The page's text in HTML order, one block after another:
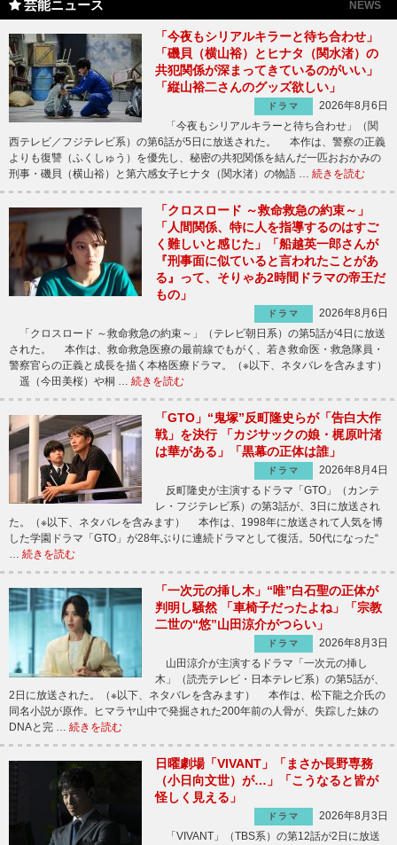
芸能ニュース NEWS
「今夜もシリアルキラーと待ち合わせ」
「磯貝（横山裕）とヒナタ（関水渚）の
共犯関係が深まってきているのがいい」
「縦山裕二さんのグッズ欲しい」
ドラマ
2026年8月6日
「今夜もシリアルキラーと待ち合わせ」（関
西テレビ／フジテレビ系）の第6話が5日に放送された。 本作は、警察の正義
よりも復讐（ふくしゅう）を優先し、秘密の共犯関係を結んだ一匹おおかみの
刑事・磯貝（横山裕）と第六感女子ヒナタ（関水渚）の物語 … 続きを読む
「クロスロード ～救命救急の約束～」
「人間関係、特に人を指導するのはすご
く難しいと感じた」「船越英一郎さんが
『刑事面に似ていると言われたことがあ
る』って、そりゃあ2時間ドラマの帝王だ
もの」
ドラマ
2026年8月6日
「クロスロード ～救命救急の約束～」（テレビ朝日系）の第5話が4日に放送
された。 本作は、救命救急医療の最前線でもがく、若き救命医・救急隊員・
警察官らの正義と成長を描く本格医療ドラマ。（※以下、ネタバレを含みます）
遥（今田美桜）や桐 … 続きを読む
「GTO」“鬼塚”反町隆史らが「告白大作
戦」を決行 「カジサックの娘・梶原叶渚
は華がある」「黒幕の正体は誰」
ドラマ
2026年8月4日
反町隆史が主演するドラマ「GTO」（カンテ
レ・フジテレビ系）の第3話が、3日に放送され
た。（※以下、ネタバレを含みます） 本作は、1998年に放送されて人気を博
した学園ドラマ「GTO」が28年ぶりに連続ドラマとして復活。50代になった“
… 続きを読む
「一次元の挿し木」“唯”白石聖の正体が
判明し騒然 「車椅子だったよね」「宗教
二世の“悠”山田涼介がつらい」
ドラマ
2026年8月3日
山田涼介が主演するドラマ「一次元の挿し
木」（読売テレビ・日本テレビ系）の第5話が、
2日に放送された。（※以下、ネタバレを含みます） 本作は、松下龍之介氏の
同名小説が原作。ヒマラヤ山中で発掘された200年前の人骨が、失踪した妹の
DNAと完 … 続きを読む
日曜劇場「VIVANT」「まさか長野専務
（小日向文世）が…」「こうなると皆が
怪しく見える」
ドラマ
2026年8月3日
「VIVANT」（TBS系）の第12話が2日に放送